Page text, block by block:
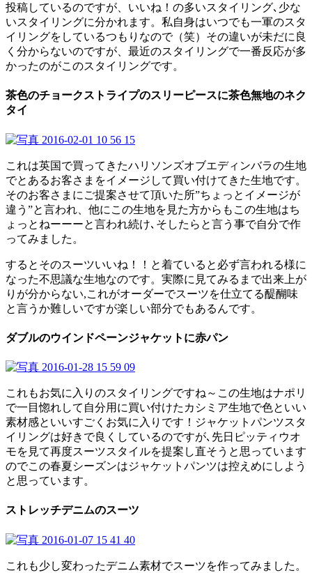
投稿しているのですが、いいね！の多いスタイリング､少な
いスタイリングに分かれます。私自身はいつでも一軍のスタ
イリングをしているつもりなので（笑）その違いが未だに良
く分からないのですが、最近のスタイリングで一番反応が多
かったのがこのスタイリングです。
茶色のチョークストライプのスリーピースに茶色無地のネク
タイ
これは英国で買ってきたハリソンズオブエディンバラの生地
でとあるお客さまをイメージして買い付けてきた生地です。
そのお客さまにご提案させて頂いた所”ちょっとイメージが
違う”と言われ、他にこの生地を見た方からもこの生地はち
ょっとねーーーと言われ続け､そしたらと言う事で自分で作
ってみました。
するとそのスーツいいね！！と着ていると必ず言われる様に
なった不思議な生地なのです。実際に見てみるまで出来上が
りが分からない,これがオーダーでスーツを仕立てる醍醐味
と言うか難しいですが楽しい部分でもあるんです。
ダブルのウインドペーンジャケットに赤パン
これもお気に入りのスタイリングですね～この生地はナポリ
で一目惚れして自分用に買い付けたカシミア生地で色といい
素材感といいすごくお気に入りです！ジャケットパンツスタ
イリングは好きで良くしているのですが､先日ピッティウオ
モを見て再度スーツスタイルを提案し直そうと思っています
のでこの春夏シーズンはジャケットパンツは控えめにしよう
と思っています。
ストレッチデニムのスーツ
これも少し変わったデニム素材でスーツを作ってみました。